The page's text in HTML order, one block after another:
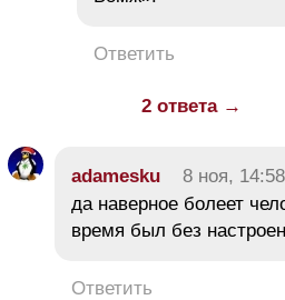
Ответить
2 ответа →
adamesku 8 ноя, 14:58
да наверное болеет
время был без
Ответить